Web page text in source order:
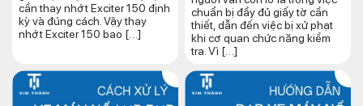
cần thay nhớt Exciter 150 định
kỳ và đúng cách. Vậy thay
nhớt Exciter 150 bao […]
chuẩn bị đầy đủ giấy tờ cần
thiết, dẫn đến việc bị xử phạt
khi cơ quan chức năng kiểm
tra. Vì […]